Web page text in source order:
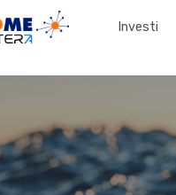
Investi